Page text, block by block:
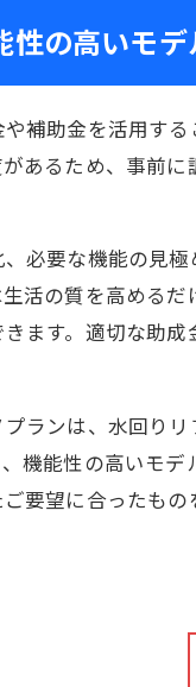
の高いモデ
補助金を活用す
あるため、事前
必要な機能の見
活の質を高める
ます。適切な助
ランは、水回り
機能性の高いモ
要望に合ったも